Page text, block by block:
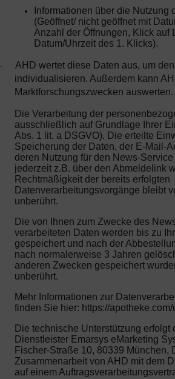
Informationen über die Nutzung
(Geöffnet/ nicht geöffnet mit
Anzahl der Öffnungen, Klick auf
Datum/Uhrzeit des 1. Klicks).
·
AHD wertet diese Daten aus, um
individualisieren. Außerdem kann
Marktforschungszwecken auswerten.
Die Verarbeitung der
ausschließlich auf Grundlage Ihrer
Abs. 1 lit. a DSGVO). Die erteilte
Speicherung der Daten, der E-Mail-
deren Nutzung für den News-
jederzeit z.B. über den Abmeldelink
Rechtmäßigkeit der bereits erfolgten
Datenverarbeitungsvorgänge bleibt
unberührt.
Die von Ihnen zum Zwecke des
verarbeiteten Daten werden bis zu
gespeichert und nach der
nach normalerweise 3 Jahren
anderen Zwecken gespeichert
unberührt.
Mehr Informationen zur
finden Sie hier: https://
Die technische Unterstützung erfolgt
Dienstleister Emarsys eMarketing
Fischer-Straße 10, 80339 München,
Zusammenarbeit von AHD mit dem
auf einem